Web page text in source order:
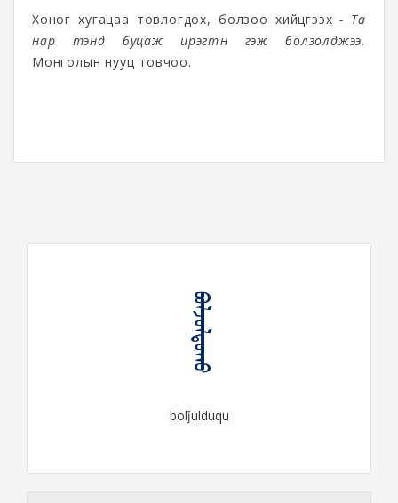
Хоног хугацаа товлогдох, болзоо хийцгээх- Та
нар тэнд буцаж ирэгтүн гэж болзолджээ.
Монголын нууц товчоо.
ᠪᠣᠯᠵᠤᠯᠳᠤᠬᠤ
bolǰulduqu